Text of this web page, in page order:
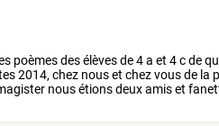
poèmesdesélèvesde4a et 4cde
2014, chez nouset chezvousde la
nousétionsdeuxamiset